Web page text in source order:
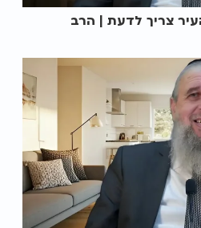
צריך לדעת | הרב